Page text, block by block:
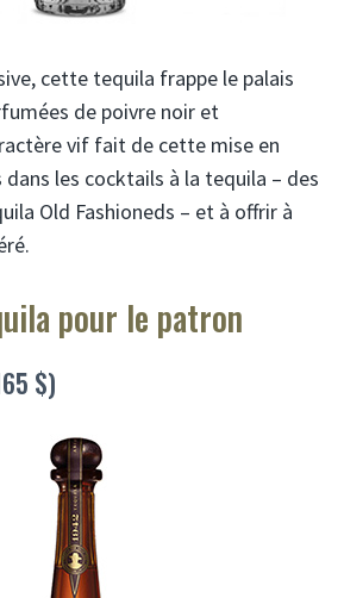
cette tequila frappe le palais
de poivre noir et
vif fait de cette mise en
dans les cocktails à la tequila – des
Old Fashioneds – et à offrir à
pour le patron
$)